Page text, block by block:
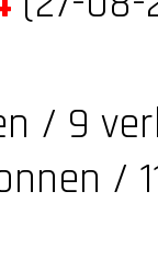
/ 9
/